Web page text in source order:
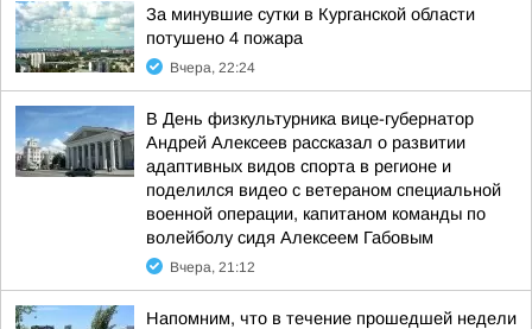
За минувшие сутки в Курганской области
потушено 4 пожара
Вчера, 22:24
В День физкультурника вице-губернатор
Андрей Алексеев рассказал о развитии
адаптивных видов спорта в регионе и
поделился видео с ветераном специальной
военной операции, капитаном команды по
волейболу сидя Алексеем Габовым
Вчера, 21:12
Напомним, что в течение прошедшей недели